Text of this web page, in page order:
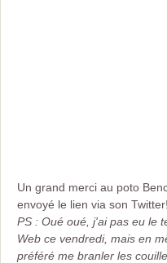
Un grand merci au poto
envoyé le lien via son Twitter!
PS : Oué oué, j'ai pas eu le
Web ce vendredi, mais en
préféré me branler les